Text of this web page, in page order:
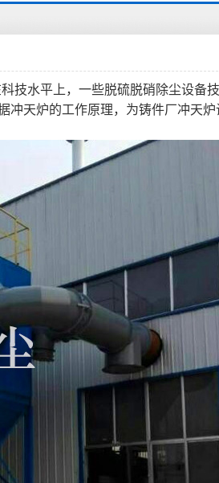
技水平上，一些脱硫脱硝除尘设备技
冲天炉的工作原理，为铸件厂冲天